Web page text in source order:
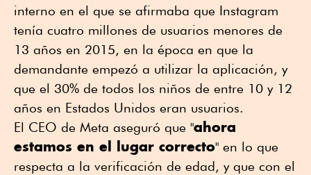
interno en el que se afirmaba que Instagram
tenía cuatro millones de usuarios menores de
13 años en 2015, en la época en que la
demandante empezó a utilizar la aplicación, y
que el 30% de todos los niños de entre 10 y 12
años en Estados Unidos eran usuarios.
El CEO de Meta aseguró que "ahora
estamos en el lugar correcto" en lo que
respecta a la verificación de edad, y que con el